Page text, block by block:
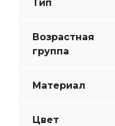
Тип
Возрастная
группа
Материал
Цвет